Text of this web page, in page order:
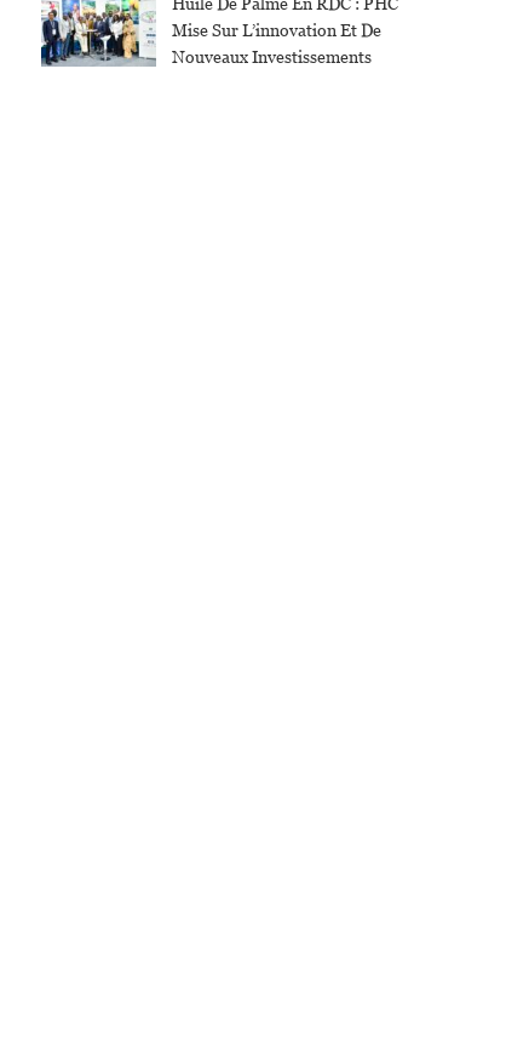
Mise Sur L’innovation Et De
Nouveaux Investissements